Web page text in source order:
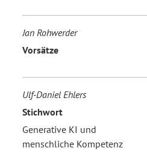
Jan Rohwerder
Vorsätze
Ulf-Daniel Ehlers
Stichwort
Generative KI und
menschliche Kompetenz